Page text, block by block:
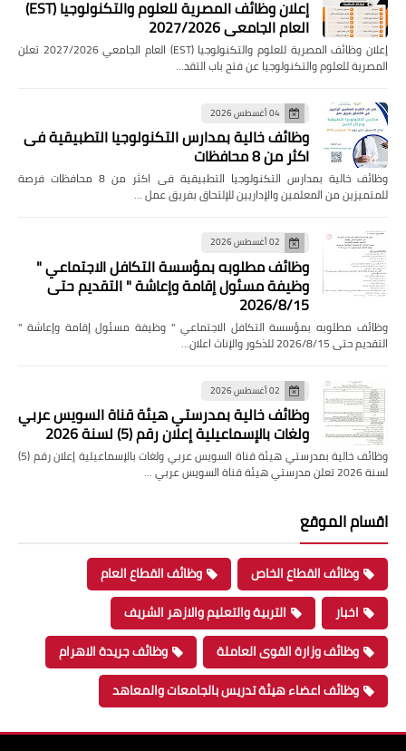
إعلان وظائف المصرية للعلوم والتكنولوجيا (EST)
العام الجامعي 2027/2026
إعلان وظائف المصرية للعلوم والتكنولوجيا (EST) العام الجامعي 2027/2026 تعلن
المصرية للعلوم والتكنولوجيا عن فتح باب التقد…
04 أغسطس 2026
وظائف خالية بمدارس التكنولوجيا التطبيقية فى
اكثر من 8 محافظات
وظائف خالية بمدارس التكنولوجيا التطبيقية فى اكثر من 8 محافظات فرصة
للمتميزين من المعلمين والإداريين للإلتحاق بفريق عمل …
02 أغسطس 2026
وظائف مطلوبه بمؤسسة التكافل الاجتماعي "
وظيفة مسئول إقامة وإعاشة " التقديم حتى
2026/8/15
وظائف مطلوبه بمؤسسة التكافل الاجتماعي " وظيفة مسئول إقامة وإعاشة "
التقديم حتى 2026/8/15 للذكور والإناث اعلان…
02 أغسطس 2026
وظائف خالية بمدرستي هيئة قناة السويس عربي
ولغات بالإسماعيلية إعلان رقم (5) لسنة 2026
وظائف خالية بمدرستي هيئة قناة السويس عربي ولغات بالإسماعيلية إعلان رقم (5)
لسنة 2026 تعلن مدرستي هيئة قناة السويس عربي …
اقسام الموقع
وظائف القطاع الخاص
وظائف القطاع العام
اخبار
التربية والتعليم والازهر الشريف
وظائف وزارة القوى العاملة
وظائف جريدة الاهرام
وظائف اعضاء هيئة تدريس بالجامعات والمعاهد